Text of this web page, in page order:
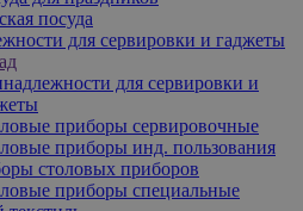
посуда
для сервировки и гаджеты
для сервировки и
приборы сервировочные
приборы инд. пользования
столовых приборов
приборы специальные